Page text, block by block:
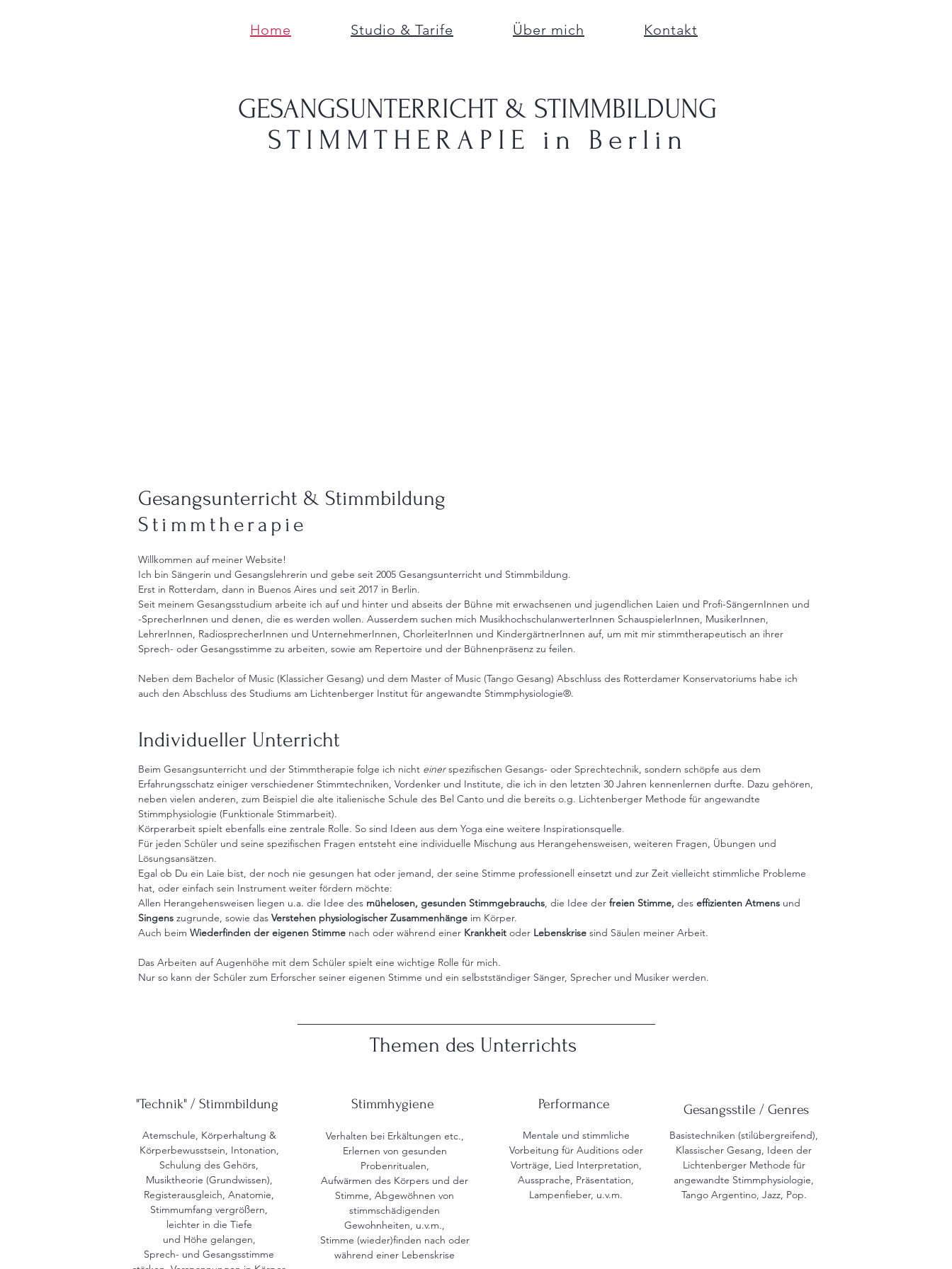
Home Studio & Tarife Über mich Kontakt
​GESANGSUNTERRICHT & STIMMBILDUNG
STIMMTHERAPIE in Berlin
Gesangsunterricht & Stimmbildung
Stimmtherapie
Willkommen auf meiner Website!
Ich bin Sängerin und Gesangslehrerin und gebe seit 2005 Gesangsunterricht und Stimmbildung.
Erst in Rotterdam, dann in Buenos Aires und seit 2017 in Berlin.
Seit meinem Gesangsstudium arbeite ich auf und hinter und abseits der Bühne mit erwachsenen und jugendlichen Laien und Profi-SängernInnen und
-SprecherInnen und denen, die es werden wollen. Ausserdem suchen mich MusikhochschulanwerterInnen SchauspielerInnen, MusikerInnen,
LehrerInnen, RadiosprecherInnen und UnternehmerInnen, ChorleiterInnen und KindergärtnerInnen auf, um mit mir stimmtherapeutisch an ihrer
Sprech- oder Gesangsstimme zu arbeiten, sowie am Repertoire und der Bühnenpräsenz zu feilen.
Neben dem Bachelor of Music (Klassicher Gesang) und dem Master of Music (Tango Gesang) Abschluss des Rotterdamer Konservatoriums habe ich
auch den Abschluss des Studiums am Lichtenberger Institut für angewandte Stimmphysiologie®.
Individueller Unterricht
Beim Gesangsunterricht und der Stimmtherapie folge ich nicht einerspezifischen Gesangs- oder Sprechtechnik, sondern schöpfe aus dem
Erfahrungsschatz einiger verschiedener Stimmtechniken, Vordenker und Institute, die ich in den letzten 30 Jahren kennenlernen durfte. Dazu gehören,
neben vielen anderen, zum Beispiel die alte italienische Schule des Bel Canto und die bereits o.g. Lichtenberger Methode für angewandte
Stimmphysiologie (Funktionale Stimmarbeit).
Körperarbeit spielt ebenfalls eine zentrale Rolle. So sind Ideen aus dem Yoga eine weitere Inspirationsquelle.
Für jeden Schüler und seine spezifischen Fragen entsteht eine individuelle Mischung aus Herangehensweisen, weiteren Fragen, Übungen und
Lösungsansätzen.
Egal ob Du ein Laie bist, der noch nie gesungen hat oder jemand, der seine Stimme professionell einsetzt und zur Zeit vielleicht stimmliche Probleme
hat, oder einfach sein Instrument weiter fördern möchte:
Allen Herangehensweisen liegen u.a. die Idee des mühelosen, gesunden Stimmgebrauchs, die Idee der freien Stimme, des effizienten Atmens und
Singens zugrunde, sowie das Verstehen physiologischer Zusammenhänge im Körper.
Auch beim Wiederfinden der eigenen Stimme nach oder während einer Krankheit oder Lebenskrise sind Säulen meiner Arbeit.
Das Arbeiten auf Augenhöhe mit dem Schüler spielt eine wichtige Rolle für mich.
Nur so kann der Schüler zum Erforscher seiner eigenen Stimme und ein selbstständiger Sänger, Sprecher und Musiker werden.
Themen des Unterrichts
"Technik" / Stimmbildung
Atemschule, Körperhaltung &
Körperbewusstsein, Intonation,
Schulung des Gehörs,
Musiktheorie (Grundwissen),
Registerausgleich, Anatomie,
Stimmumfang vergrößern,
leichter in die Tiefe
und Höhe gelangen,
Sprech- und Gesangsstimme
Stimmhygiene
Verhalten bei Erkältungen etc.,
Erlernen von gesunden
Probenritualen,
Aufwärmen des Körpers und der
Stimme, Abgewöhnen von
stimmschädigenden
Gewohnheiten, u.v.m.,
Stimme (wieder)finden nach oder
während einer Lebenskrise
Performance Gesangsstile / Genres
Mentale und stimmliche
Vorbeitung für Auditions oder
Vorträge, Lied Interpretation,
Aussprache, Präsentation,
Lampenfieber, u.v.m.
Basistechniken (stilübergreifend),
Klassischer Gesang, Ideen der
Lichtenberger Methode für
angewandte Stimmphysiologie,
Tango Argentino, Jazz, Pop.